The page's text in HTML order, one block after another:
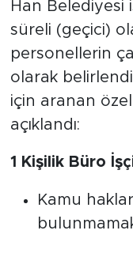
Han Belediyesi
süreli (geçici)
personellerin
olarak
için aranan
açıklandı:
1 Kişilik Büro
Kamu